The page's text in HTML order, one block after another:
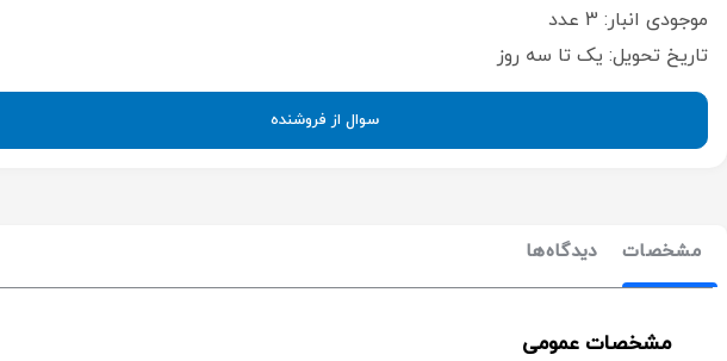
موجودی انبار: 3 عدد
تاریخ تحویل: یک تا سه روز
سوال از فروشنده
مشخصات دیدگاه‌ها
مشخصات عمومی